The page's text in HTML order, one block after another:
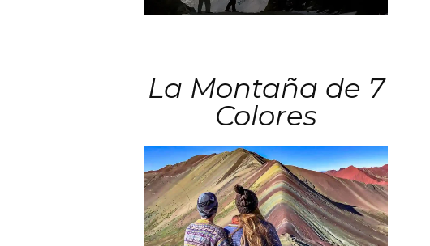
La Montaña de 7
Colores